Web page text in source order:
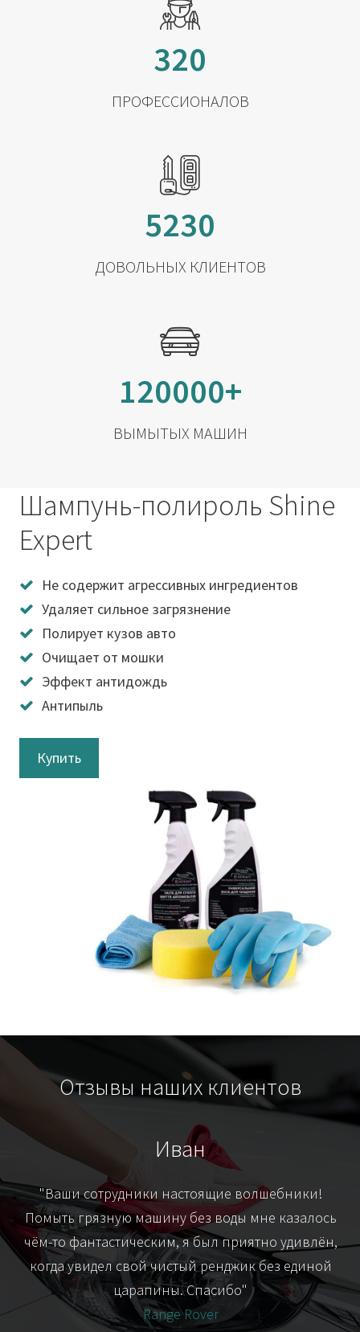
320
ПРОФЕССИОНАЛОВ
5230
ДОВОЛЬНЫХ КЛИЕНТОВ
120000+
ВЫМЫТЫХ МАШИН
Шампунь-полироль Shine
Expert
Не содержит агрессивных ингредиентов
Удаляет сильное загрязнение
Полирует кузов авто
Очищает от мошки
Эффект антидождь
Антипыль
Купить
Отзывы наших клиентов
Иван
"Ваши сотрудники настоящие волшебники!
Помыть грязную машину без воды мне казалось
чём-то фантастическим, я был приятно удивлён,
когда увидел свой чистый ренджик без единой
царапины. Спасибо"
Range Rover